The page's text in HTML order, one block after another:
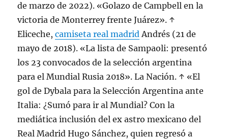
de marzo de 2022). «Golazo de Campbell en la
victoria de Monterrey frente Juárez». ↑
Eliceche,camiseta real madridAndrés (21 de
mayo de 2018). «La lista de Sampaoli: presentó
los 23 convocados de la selección argentina
para el Mundial Rusia 2018». La Nación. ↑ «El
gol de Dybala para la Selección Argentina ante
Italia: ¿Sumó para ir al Mundial? Con la
mediática inclusión del ex astro mexicano del
Real Madrid Hugo Sánchez, quien regresó a